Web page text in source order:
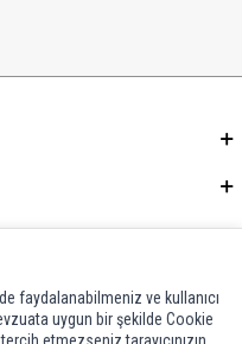
faydalanabilmeniz ve kullanıcı
uygun bir şekilde Cookie